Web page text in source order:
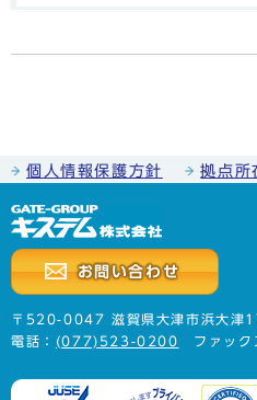
個人情報保護方針 拠点所
お問い合わせ
〒520-0047 滋賀県大津市浜大津
電話： (077)523-0200 ファッ